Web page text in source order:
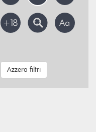
Azzera filtri